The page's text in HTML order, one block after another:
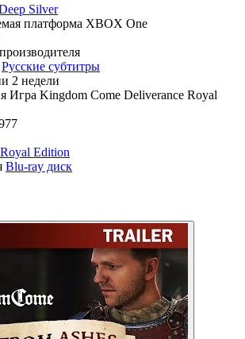
Silver
платформа XBOX One
Русские субтитры
2 недели
Игра Kingdom Come Deliverance Royal
Royal Edition
Blu-ray диск